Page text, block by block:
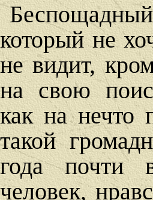
который не
не видит,
на свою
как на нечто
такой
года почти
человек,